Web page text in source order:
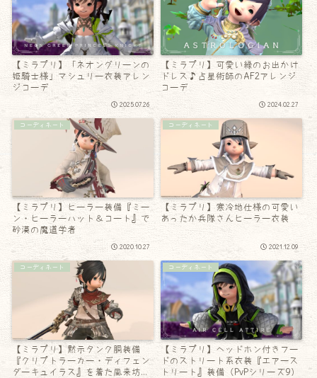
【ミラプリ】「ネオングリーンの
姫騎士様」マシュリー衣装アレン
ジコーデ
2025.07.26
【ミラプリ】可愛い緑のお出かけ
ドレス♪占星術師のAF2アレンジ
コーデ
2024.02.27
コーディネート
【ミラプリ】ヒーラー装備『ミー
ン・ヒーラーハット＆コート』で
砂漠の魔道学者
2020.10.27
コーディネート
【ミラプリ】寒冷地仕様の可愛い
あったか兵隊さんヒーラー衣装
2021.12.09
コーディネート
【ミラプリ】黙示タンク胴装備
『クリプトラーカー・ディフェン
ダーキュイラス』を着た風来坊な
コーディネート
【ミラプリ】ヘッドホン付きフー
ドのストリート系衣装『エアース
トリート』装備（PvPシリーズ9）